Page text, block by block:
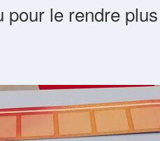
le rendre